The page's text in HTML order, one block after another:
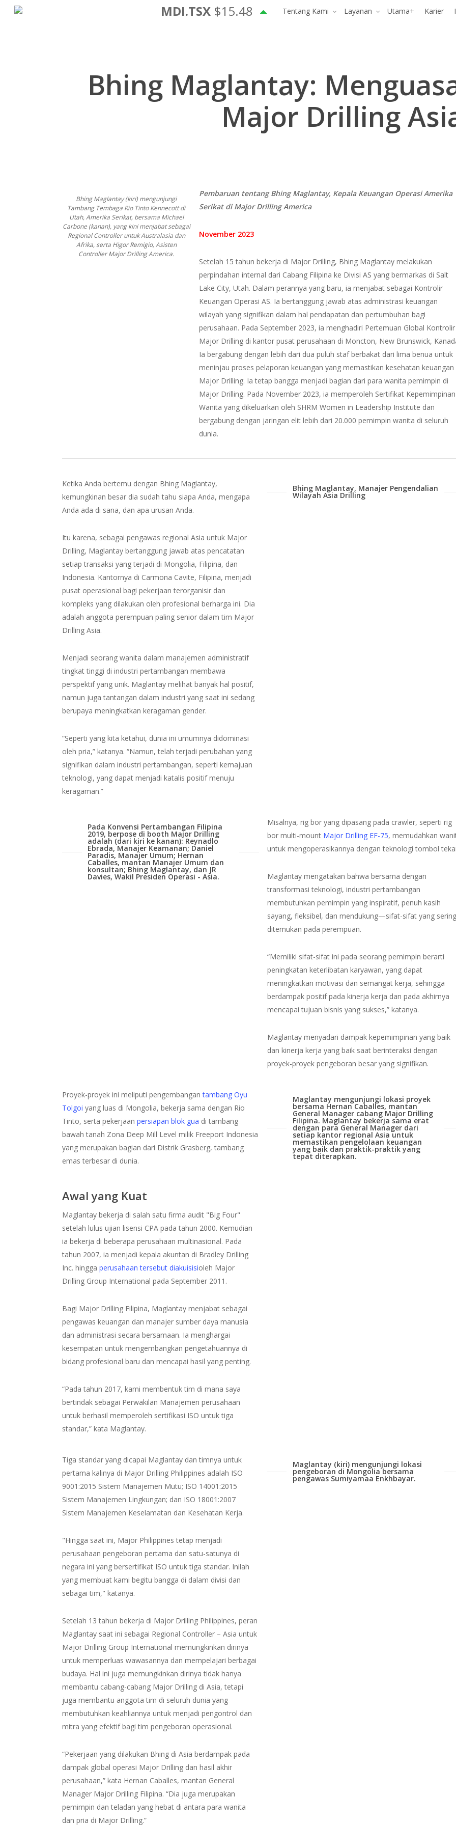
Lewati
MDI.TSX $15.48 Tentang Kami Layanan Utama+ Karier
Bhing Maglantay:
Major Drilling
Bhing Maglantay (kiri) mengunjungi
Tambang Tembaga Rio Tinto Kennecott di
Utah, Amerika Serikat, bersama Michael
Carbone (kanan), yang kini menjabat sebagai
Regional Controller untuk Australasia dan
Afrika, serta Higor Remigio, Asisten
Controller Major Drilling America.
Pembaruan tentang Bhing Maglantay, Kepala Keuangan Operasi Amerika
Serikat di Major Drilling America
November 2023
Setelah 15 tahun bekerja di Major Drilling, Bhing Maglantay melakukan
perpindahan internal dari Cabang Filipina ke Divisi AS yang bermarkas di Salt
Lake City, Utah. Dalam perannya yang baru, ia menjabat sebagai Kontrolir
Keuangan Operasi AS. Ia bertanggung jawab atas administrasi keuangan
wilayah yang signifikan dalam hal pendapatan dan pertumbuhan bagi
perusahaan. Pada September 2023, ia menghadiri Pertemuan Global Kontrolir
Major Drilling di kantor pusat perusahaan di Moncton, New Brunswick,
Ia bergabung dengan lebih dari dua puluh staf berbakat dari lima benua untuk
meninjau proses pelaporan keuangan yang memastikan kesehatan keuangan
Major Drilling. Ia tetap bangga menjadi bagian dari para wanita pemimpin di
Major Drilling. Pada November 2023, ia memperoleh Sertifikat Kepemimpinan
Wanita yang dikeluarkan oleh SHRM Women in Leadership Institute dan
bergabung dengan jaringan elit lebih dari 20.000 pemimpin wanita di seluruh
dunia.
Ketika Anda bertemu dengan Bhing Maglantay,
kemungkinan besar dia sudah tahu siapa Anda, mengapa
Anda ada di sana, dan apa urusan Anda.
Itu karena, sebagai pengawas regional Asia untuk Major
Drilling, Maglantay bertanggung jawab atas pencatatan
setiap transaksi yang terjadi di Mongolia, Filipina, dan
Indonesia. Kantornya di Carmona Cavite, Filipina, menjadi
pusat operasional bagi pekerjaan terorganisir dan
kompleks yang dilakukan oleh profesional berharga ini. Dia
adalah anggota perempuan paling senior dalam tim Major
Drilling Asia.
Menjadi seorang wanita dalam manajemen administratif
tingkat tinggi di industri pertambangan membawa
perspektif yang unik. Maglantay melihat banyak hal positif,
namun juga tantangan dalam industri yang saat ini sedang
berupaya meningkatkan keragaman gender.
“Seperti yang kita ketahui, dunia ini umumnya didominasi
oleh pria,” katanya. “Namun, telah terjadi perubahan yang
signifikan dalam industri pertambangan, seperti kemajuan
teknologi, yang dapat menjadi katalis positif menuju
keragaman.”
Bhing Maglantay, Manajer Pengendalian
Wilayah Asia Drilling
Pada Konvensi Pertambangan Filipina
2019, berpose di booth Major Drilling
adalah (dari kiri ke kanan): Reynadlo
Ebrada, Manajer Keamanan; Daniel
Paradis, Manajer Umum; Hernan
Caballes, mantan Manajer Umum dan
konsultan; Bhing Maglantay, dan JR
Davies, Wakil Presiden Operasi - Asia.
Misalnya, rig bor yang dipasang pada crawler, seperti rig
bor multi-mount Major Drilling EF-75, memudahkan
untuk mengoperasikannya dengan teknologi tombol
Maglantay mengatakan bahwa bersama dengan
transformasi teknologi, industri pertambangan
membutuhkan pemimpin yang inspiratif, penuh kasih
sayang, fleksibel, dan mendukung—sifat-sifat yang sering
ditemukan pada perempuan.
“Memiliki sifat-sifat ini pada seorang pemimpin berarti
peningkatan keterlibatan karyawan, yang dapat
meningkatkan motivasi dan semangat kerja, sehingga
berdampak positif pada kinerja kerja dan pada akhirnya
mencapai tujuan bisnis yang sukses,” katanya.
Maglantay menyadari dampak kepemimpinan yang baik
dan kinerja kerja yang baik saat berinteraksi dengan
proyek-proyek pengeboran besar yang signifikan.
Proyek-proyek ini meliputi pengembangantambang Oyu
Tolgoi yang luas di Mongolia, bekerja sama dengan Rio
Tinto, serta pekerjaanpersiapan blok gua di tambang
bawah tanah Zona Deep Mill Level milik Freeport Indonesia
yang merupakan bagian dari Distrik Grasberg, tambang
emas terbesar di dunia.
Awal yang Kuat
Maglantay bekerja di salah satu firma audit "Big Four"
setelah lulus ujian lisensi CPA pada tahun 2000. Kemudian
ia bekerja di beberapa perusahaan multinasional. Pada
tahun 2007, ia menjadi kepala akuntan di Bradley Drilling
Inc. hinggaperusahaan tersebut diakuisisioleh Major
Drilling Group International pada September 2011.
Bagi Major Drilling Filipina, Maglantay menjabat sebagai
pengawas keuangan dan manajer sumber daya manusia
dan administrasi secara bersamaan. Ia menghargai
kesempatan untuk mengembangkan pengetahuannya di
bidang profesional baru dan mencapai hasil yang penting.
“Pada tahun 2017, kami membentuk tim di mana saya
bertindak sebagai Perwakilan Manajemen perusahaan
untuk berhasil memperoleh sertifikasi ISO untuk tiga
standar,” kata Maglantay.
Maglantay mengunjungi lokasi proyek
bersama Hernan Caballes, mantan
General Manager cabang Major Drilling
Filipina. Maglantay bekerja sama erat
dengan para General Manager dari
setiap kantor regional Asia untuk
memastikan pengelolaan keuangan
yang baik dan praktik-praktik yang
tepat diterapkan.
Tiga standar yang dicapai Maglantay dan timnya untuk
pertama kalinya di Major Drilling Philippines adalah ISO
9001:2015 Sistem Manajemen Mutu; ISO 14001:2015
Sistem Manajemen Lingkungan; dan ISO 18001:2007
Sistem Manajemen Keselamatan dan Kesehatan Kerja.
"Hingga saat ini, Major Philippines tetap menjadi
perusahaan pengeboran pertama dan satu-satunya di
negara ini yang bersertifikat ISO untuk tiga standar. Inilah
yang membuat kami begitu bangga di dalam divisi dan
sebagai tim," katanya.
Setelah 13 tahun bekerja di Major Drilling Philippines, peran
Maglantay saat ini sebagai Regional Controller – Asia untuk
Major Drilling Group International memungkinkan dirinya
untuk memperluas wawasannya dan mempelajari berbagai
budaya. Hal ini juga memungkinkan dirinya tidak hanya
membantu cabang-cabang Major Drilling di Asia, tetapi
juga membantu anggota tim di seluruh dunia yang
membutuhkan keahliannya untuk menjadi pengontrol dan
mitra yang efektif bagi tim pengeboran operasional.
“Pekerjaan yang dilakukan Bhing di Asia berdampak pada
dampak global operasi Major Drilling dan hasil akhir
perusahaan,” kata Hernan Caballes, mantan General
Manager Major Drilling Filipina. “Dia juga merupakan
pemimpin dan teladan yang hebat di antara para wanita
dan pria di Major Drilling.”
Maglantay (kiri) mengunjungi lokasi
pengeboran di Mongolia bersama
pengawas Sumiyamaa Enkhbayar.